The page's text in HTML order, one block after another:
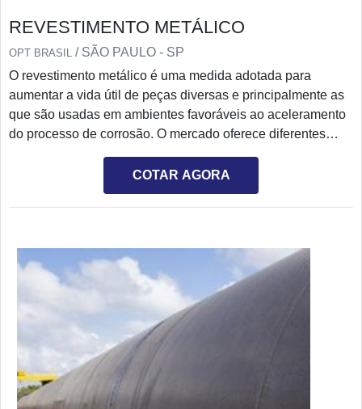
REVESTIMENTO METÁLICO
OPT BRASIL / SÃO PAULO - SP
O revestimento metálico é uma medida adotada para
aumentar a vida útil de peças diversas e principalmente as
que são usadas em ambientes favoráveis ao aceleramento
do processo de corrosão. O mercado oferece diferentes
que melhor atende as sua necessidade. Para cada
aplicação é indicado um tipo de revestimento. Antes da
aquisição é preciso verificar na descrição do fabricante ou
Especificações
COTAR AGORA